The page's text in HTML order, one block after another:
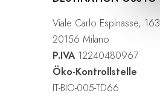
s
u
s
Viale Carlo Espinasse, 163
20156 Milano
P.IVA12240480967
Öko-Kontrollstelle
IT-BIO-005-TD66